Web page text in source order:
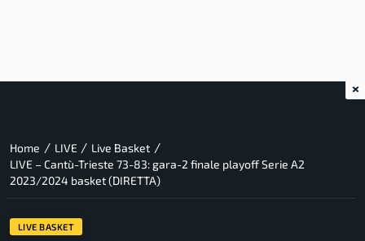
Home / LIVE / Live Basket /
LIVE – Cantù-Trieste 73-83: gara-2 finale playoff Serie A2
2023/2024 basket (DIRETTA)
LIVE BASKET
×